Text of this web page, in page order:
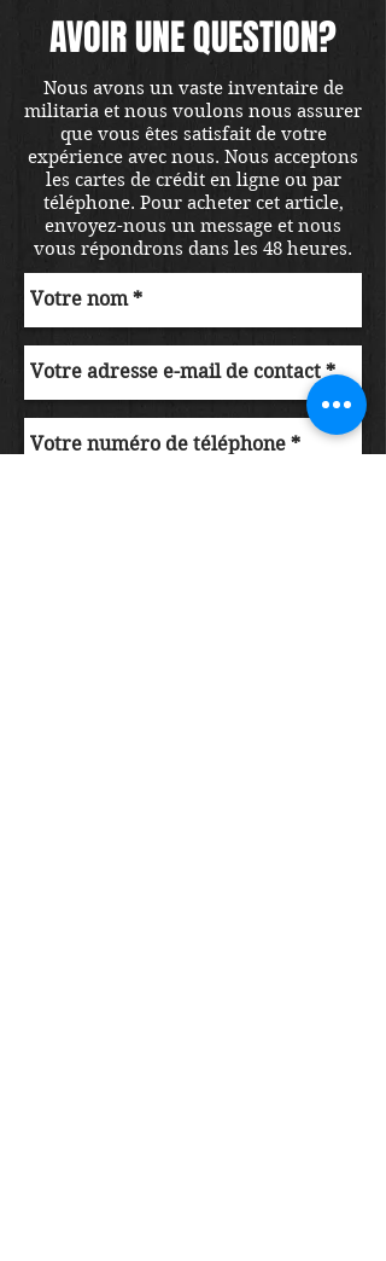
AVOIR UNE QUESTION?
Nous avons un vaste inventaire de
militaria et nous voulons nous assurer
que vous êtes satisfait de votre
expérience avec nous. Nous acceptons
les cartes de crédit en ligne ou par
téléphone. Pour acheter cet article,
envoyez-nous un message et nous
vous répondrons dans les 48 heures.